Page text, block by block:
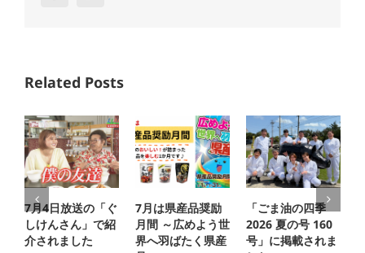
Related Posts
7月4日放送の「ぐ
しけんさん」で紹
介されました
7月は県産品奨励
月間 ～広めよう世
界へ羽ばたく県産
「ごま油の四季
2026 夏の号 160
号」に掲載されま